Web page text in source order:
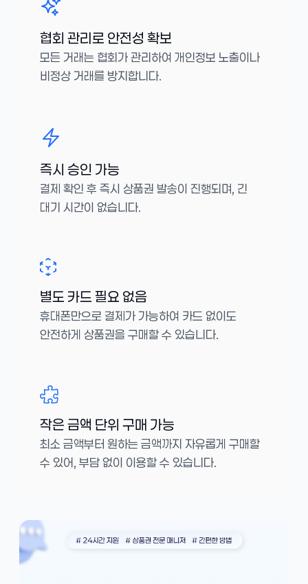
협회 관리로 안전성 확보
모든 거래는 협회가 관리하여 개인정보 노출이나
비정상 거래를 방지합니다.
즉시 승인 가능
결제 확인 후 즉시 상품권 발송이 진행되며, 긴
대기 시간이 없습니다.
별도 카드 필요 없음
휴대폰만으로 결제가 가능하여 카드 없이도
안전하게 상품권을 구매할 수 있습니다.
작은 금액 단위 구매 가능
최소 금액부터 원하는 금액까지 자유롭게 구매할
수 있어, 부담 없이 이용할 수 있습니다.